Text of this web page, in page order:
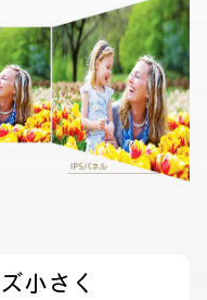
小さく